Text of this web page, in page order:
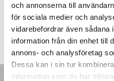
och annonserna till
för sociala medier och
vidarebefordrar även sådana
information från din enhet till
annons- och analysföretag
Dessa kan i sin tur
information som du har
695.00kr